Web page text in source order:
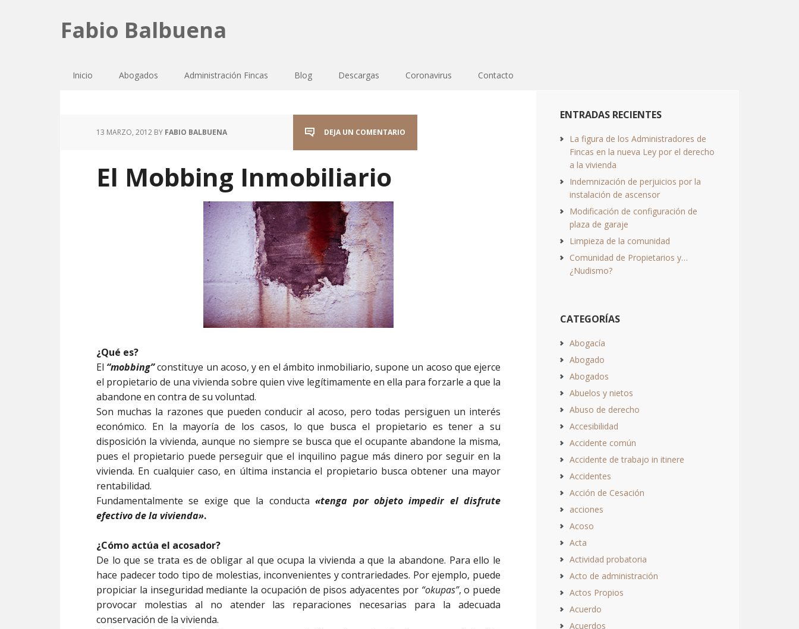
Fabio Balbuena
Inicio Abogados Administración Fincas Blog Descargas Coronavirus Contacto
13 MARZO, 2012 BY FABIO BALBUENA DEJA UN COMENTARIO
El Mobbing Inmobiliario
¿Qué es?
El “mobbing”constituye un acoso, y en el ámbito inmobiliario, supone un acoso que ejerce
el propietario de una vivienda sobre quien vive legítimamente en ella para forzarle a que la
abandone en contra de su voluntad.
Son muchas la razones que pueden conducir al acoso, pero todas persiguen un interés
económico. En la mayoría de los casos, lo que busca el propietario es tener a su
disposición la vivienda, aunque no siempre se busca que el ocupante abandone la misma,
pues el propietario puede perseguir que el inquilino pague más dinero por seguir en la
vivienda. En cualquier caso, en última instancia el propietario busca obtener una mayor
rentabilidad.
Fundamentalmente se exige que la conducta«tenga por objeto impedir el disfrute
efectivo de la vivienda».
¿Cómo actúa el acosador?
De lo que se trata es de obligar al que ocupa la vivienda a que la abandone. Para ello le
hace padecer todo tipo de molestias, inconvenientes y contrariedades. Por ejemplo, puede
propiciar la inseguridad mediante la ocupación de pisos adyacentes por “okupas”, o puede
provocar molestias al no atender las reparaciones necesarias para la adecuada
conservación de la vivienda.
ENTRADAS RECIENTES
La figura de los Administradores de
Fincas en la nueva Ley por el derecho
a la vivienda
Indemnización de perjuicios por la
instalación de ascensor
Modificación de configuración de
plaza de garaje
Limpieza de la comunidad
Comunidad de Propietarios y…
¿Nudismo?
CATEGORÍAS
Abogacía
Abogado
Abogados
Abuelos y nietos
Abuso de derecho
Accesibilidad
Accidente común
Accidente de trabajo in itinere
Accidentes
Acción de Cesación
acciones
Acoso
Acta
Actividad probatoria
Acto de administración
Actos Propios
Acuerdo
Acuerdos